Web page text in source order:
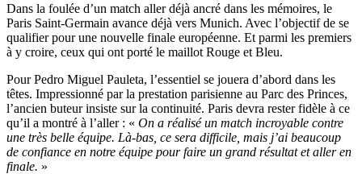
Dans la foulée d’un match aller déjà ancré dans les mémoires, le
Paris Saint-Germain avance déjà vers Munich. Avec l’objectif de se
qualifier pour une nouvelle finale européenne. Et parmi les premiers
à y croire, ceux qui ont porté le maillot Rouge et Bleu.
Pour Pedro Miguel Pauleta, l’essentiel se jouera d’abord dans les
têtes. Impressionné par la prestation parisienne au Parc des Princes,
l’ancien buteur insiste sur la continuité. Paris devra rester fidèle à ce
qu’il a montré à l’aller : « On a réalisé un match incroyable contre
une très belle équipe. Là-bas, ce sera difficile, mais j’ai beaucoup
de confiance en notre équipe pour faire un grand résultat et aller en
finale. »